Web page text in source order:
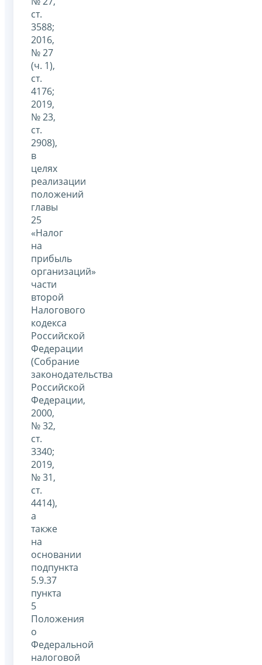
ст.
3588;
2016,
№ 27
(ч. 1),
ст.
4176;
2019,
№ 23,
ст.
2908),
в
целях
реализации
положений
главы
25
«Налог
на
прибыль
организаций»
части
второй
Налогового
кодекса
Российской
Федерации
(Собрание
законодательства
Российской
Федерации,
2000,
№ 32,
ст.
3340;
2019,
№ 31,
ст.
4414),
а
также
на
основании
подпункта
5.9.37
пункта
5
Положения
о
Федеральной
налоговой